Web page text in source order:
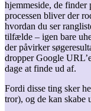
hjemmeside, de finder
processen bliver der
hvordan du ser
tilfælde – igen bare
der påvirker
dropper Google
dage at finde ud af.
Fordi disse ting sker
tror), og de kan